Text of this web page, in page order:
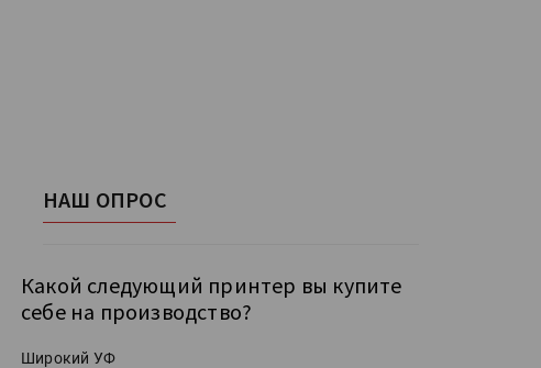
НАШ ОПРОС
Какой следующий принтер вы купите
себе на производство?
Широкий УФ